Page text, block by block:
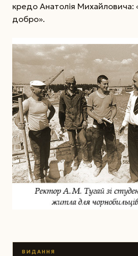
кредо Анатолія
добро».
ВИДАННЯ